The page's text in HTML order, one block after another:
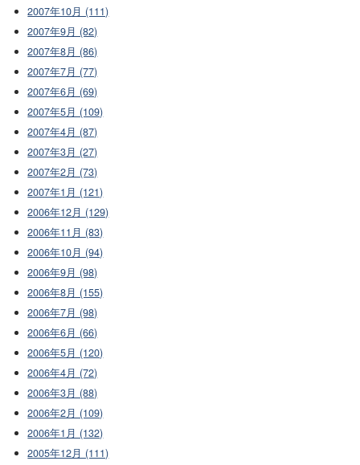
2007年10月 (111)
2007年9月 (82)
2007年8月 (86)
2007年7月 (77)
2007年6月 (69)
2007年5月 (109)
2007年4月 (87)
2007年3月 (27)
2007年2月 (73)
2007年1月 (121)
2006年12月 (129)
2006年11月 (83)
2006年10月 (94)
2006年9月 (98)
2006年8月 (155)
2006年7月 (98)
2006年6月 (66)
2006年5月 (120)
2006年4月 (72)
2006年3月 (88)
2006年2月 (109)
2006年1月 (132)
2005年12月 (111)